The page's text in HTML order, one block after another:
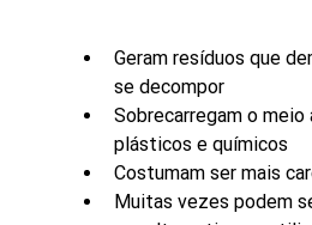
Geram resíduos que
se decompor
Sobrecarregam o
plásticos e químicos
Costumam ser mais
Muitas vezes podem